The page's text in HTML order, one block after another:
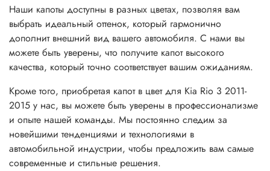
Наши капоты доступны в разных цветах, позволяя вам
выбрать идеальный оттенок, который гармонично
дополнит внешний вид вашего автомобиля. С нами вы
можете быть уверены, что получите капот высокого
качества, который точно соответствует вашим ожиданиям.
Кроме того, приобретая капот в цвет для Kia Rio 3 2011-
2015 у нас, вы можете быть уверены в профессионализме
и опыте нашей команды. Мы постоянно следим за
новейшими тенденциями и технологиями в
автомобильной индустрии, чтобы предложить вам самые
современные и стильные решения.